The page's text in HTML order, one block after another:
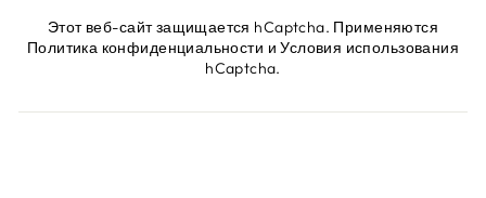
Этот веб-сайт защищается hCaptcha. Применяются
Политика конфиденциальности иУсловия использования
hCaptcha.